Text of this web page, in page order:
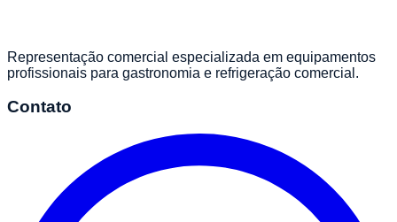
Representação comercial especializada em equipamentos
profissionais para gastronomia e refrigeração comercial.
Contato